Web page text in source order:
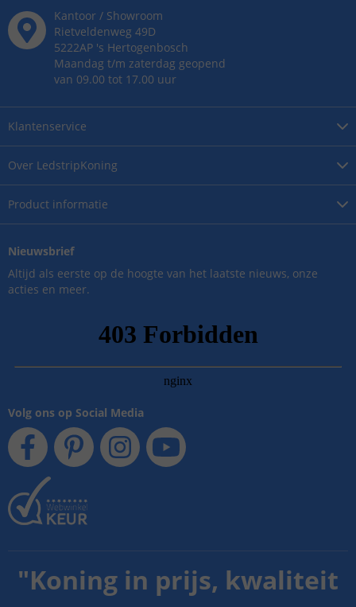
Over LedstripKoning
Product informatie
Klantenservice
Kantoor / Showroom
Rietveldenweg 49D
5222AP 's Hertogenbosch
Maandag t/m zaterdag geopend
van 09.00 tot 17.00 uur
Nieuwsbrief
Altijd als eerste op de hoogte van het laatste nieuws, onze
acties en meer.
Volg ons op Social Media
"Koning in prijs, kwaliteit